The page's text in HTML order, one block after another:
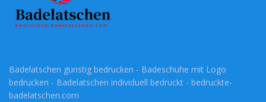
Badelatschen günstig bedrucken - Badeschuhe mit Logo
bedrucken - Badelatschen individuell bedruckt - bedruckte-
badelatschen.com